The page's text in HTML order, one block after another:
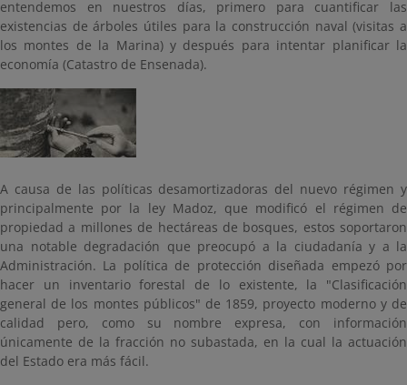
entendemos en nuestros días, primero para cuantificar las
existencias de árboles útiles para la construcción naval (visitas a
los montes de la Marina) y después para intentar planificar la
economía (Catastro de Ensenada).
A causa de las políticas desamortizadoras del nuevo régimen y
principalmente por la ley Madoz, que modificó el régimen de
propiedad a millones de hectáreas de bosques, estos soportaron
una notable degradación que preocupó a la ciudadanía y a la
Administración. La política de protección diseñada empezó por
hacer un inventario forestal de lo existente, la "Clasificación
general de los montes públicos" de 1859, proyecto moderno y de
calidad pero, como su nombre expresa, con información
únicamente de la fracción no subastada, en la cual la actuación
del Estado era más fácil.